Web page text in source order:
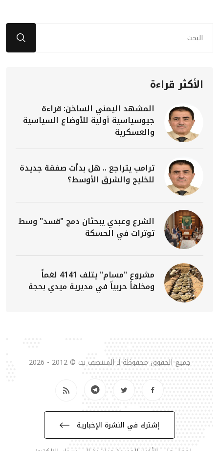
الأكثر قراءة
المشهد اليمني الساخن: قراءة
جيوسياسية أولية للأوضاع السياسية
والعسكرية
ترامب يتراجع .. هل بدأت صفقة جديدة
للخليج والشرق الأوسط؟
الشرع وعبدي يبحثان دمج "قسد" وسط
توترات في الحسكة
مشروع "مسام" يتلف 4141 لغماً
ومخلفاً حربياً في مديرية ميدي بحجة
جميع الحقوق محفوظة لـ المنتصف نت © 2012 - 2026
إشترك في النشرة الإخبارية